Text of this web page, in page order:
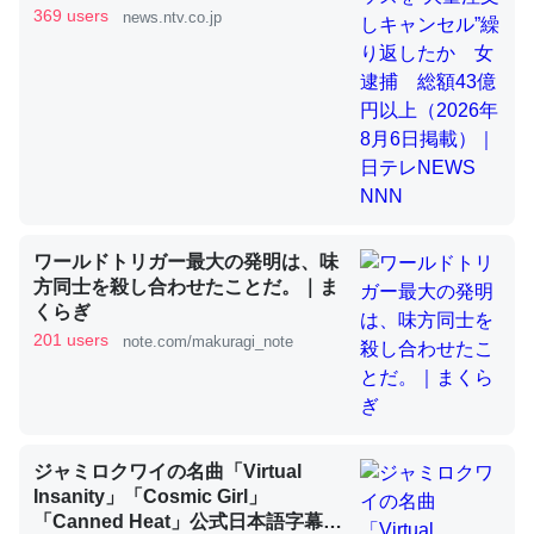
論文では「淡水はカルシウムも酸素も不足してて両方に不
利だから両方が拮抗してるのでは」とあって面白い。海に
いる鋏角類（カブトガニ・ウミグモ）はカルシウムを使わ
ずキチンを強化してる筈だが、酵素が違うのか？
─ニュース :: 【研究発表】昆虫学の大問題＝「昆虫はなぜ海にいな
これを元に考えるとカルシウムを大量に使う脊椎動物と貝
類は苦労してるんだな…。腹足類だと殻を無くしてナメク
（2026年8月6日掲載）｜日テレ
369 users news.ntv.co.jp
ワールドトリガー最大の発明は、味
方同士を殺し合わせたことだ。｜ま
くらぎ
201 users note.com/makuragi_note
ジャミロクワイの名曲「Virtual
Insanity」「Cosmic Girl」
「Canned Heat」公式日本語字幕付